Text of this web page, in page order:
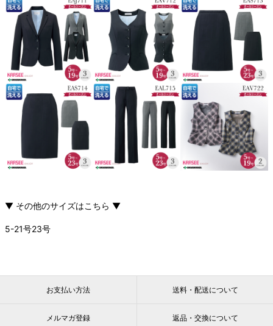
▼ その他のサイズはこちら ▼
5-21号23号
お支払い方法 送料・配送について
メルマガ登録 返品・交換について